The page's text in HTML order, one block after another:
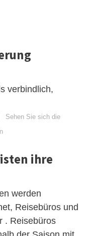
verbindlich,
Sehen Sie sich die
ihre
werden
Reisebüros und
. Reisebüros